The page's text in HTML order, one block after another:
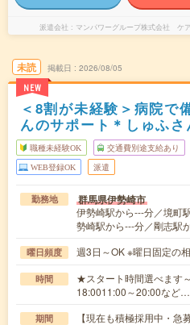
派遣会社 マンパワーグループ株式会社 ケ
未読
NEW
掲載日 2026/08/05
＜8割が未経験＞病院で
んのサポート＊しゅふさ
職種未経験OK 交通費別途支給あり
WEB登録OK 派遣
勤務地 群馬県伊勢崎市
伊勢崎駅から---分／境町
勢崎駅から---分／剛志駅
曜日頻度 週3日～OK ※曜日固定の
時間
★スタート時間選べます
18:0011:00～20:00など…
期間 【現在も積極採用中・急